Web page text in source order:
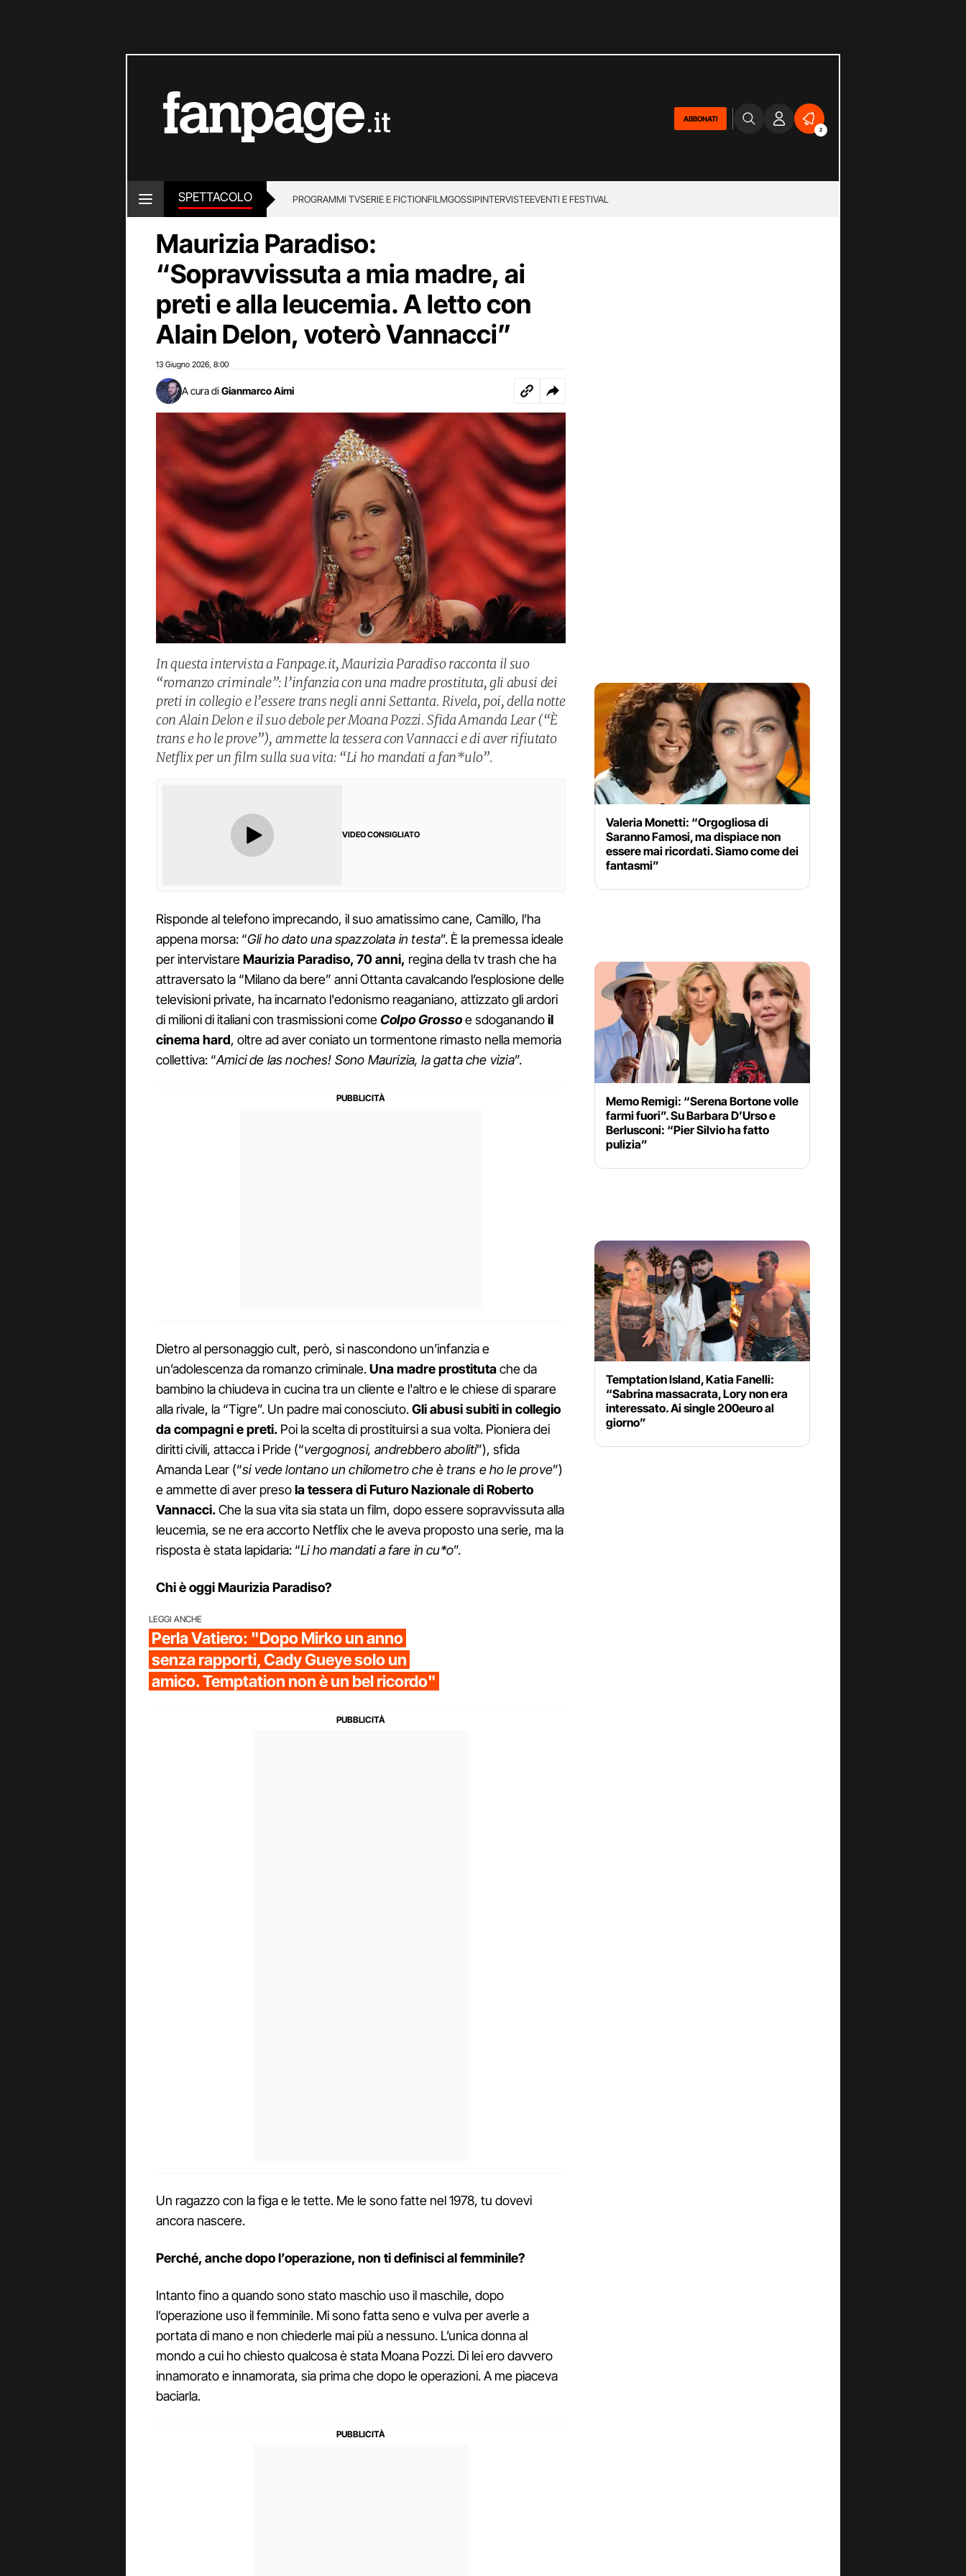
ABBONATI
2
SPETTACOLO PROGRAMMI TVSERIE E FICTIONFILMGOSSIPINTERVISTEEVENTI E FESTIVAL
Maurizia Paradiso:
“Sopravvissuta a mia madre, ai
preti e alla leucemia. A letto con
Alain Delon, voterò Vannacci”
13 Giugno 2026 8:00
A cura di Gianmarco Aimi
In questa intervista a Fanpage.it, Maurizia Paradiso racconta il suo
“romanzo criminale”: l’infanzia con una madre prostituta, gli abusi dei
preti in collegio e l’essere trans negli anni Settanta. Rivela, poi, della notte
con Alain Delon e il suo debole per Moana Pozzi. Sfida Amanda Lear (“È
trans e ho le prove”), ammette la tessera con Vannacci e di aver rifiutato
Netflix per un film sulla sua vita: “Li ho mandati a fan*ulo”.
VIDEO CONSIGLIATO
Risponde al telefono imprecando, il suo amatissimo cane, Camillo, l’ha
appena morsa: “Gli ho dato una spazzolata in testa”. È la premessa ideale
per intervistareMaurizia Paradiso, 70 anni, regina della tv trash che ha
attraversato la “Milano da bere” anni Ottanta cavalcando l’esplosione delle
televisioni private, ha incarnato l'edonismo reaganiano, attizzato gli ardori
di milioni di italiani con trasmissioni comeColpo Grosso e sdoganandoil
cinema hard, oltre ad aver coniato un tormentone rimasto nella memoria
collettiva: “Amici de las noches! Sono Maurizia, la gatta che vizia”.
Dietro al personaggio cult, però, si nascondono un’infanzia e
un’adolescenza da romanzo criminale.Una madre prostitutache da
bambino la chiudeva in cucina tra un cliente e l'altro e le chiese di sparare
alla rivale, la “Tigre”. Un padre mai conosciuto.Gli abusi subiti in collegio
da compagni e preti. Poi la scelta di prostituirsi a sua volta. Pioniera dei
diritti civili, attacca i Pride (“vergognosi, andrebbero aboliti”), sfida
Amanda Lear (“si vede lontano un chilometro che è trans e ho le prove”)
e ammette di aver presola tessera di Futuro Nazionale di Roberto
Vannacci.Che la sua vita sia stata un film, dopo essere sopravvissuta alla
leucemia, se ne era accorto Netflix che le aveva proposto una serie, ma la
risposta è stata lapidaria: “Li ho mandati a fare in cu*o”.
Chi è oggi Maurizia Paradiso?
LEGGI ANCHE
Perla Vatiero: "Dopo Mirko un anno
senza rapporti, Cady Gueye solo un
amico. Temptation non è un bel ricordo"
Un ragazzo con la figa e le tette. Me le sono fatte nel 1978, tu dovevi
ancora nascere.
Perché, anche dopo l’operazione, non ti definisci al femminile?
Intanto fino a quando sono stato maschio uso il maschile, dopo
l’operazione uso il femminile. Mi sono fatta seno e vulva per averle a
portata di mano e non chiederle mai più a nessuno. L’unica donna al
mondo a cui ho chiesto qualcosa è stata Moana Pozzi. Di lei ero davvero
innamorato e innamorata, sia prima che dopo le operazioni. A me piaceva
baciarla.
Valeria Monetti: “Orgogliosa di
Saranno Famosi, ma dispiace non
essere mai ricordati. Siamo come dei
fantasmi”
Memo Remigi: “Serena Bortone volle
farmi fuori”. Su Barbara D’Urso e
Berlusconi: “Pier Silvio ha fatto
pulizia”
Temptation Island, Katia Fanelli:
“Sabrina massacrata, Lory non era
interessato. Ai single 200euro al
giorno”